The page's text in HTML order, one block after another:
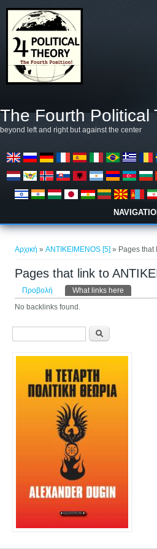
The Fourth Political
beyond left and right but against the center
Αρχική »ANTIKEIMENOS [5] » Pages that
Pages that link to
Πρωτεύουσες
Προβολή What links here
No backlinks found.
Φόρμα αναζήτησης